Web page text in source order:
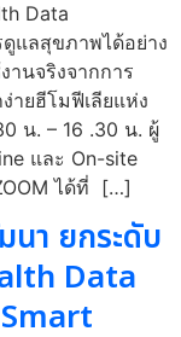
Data
แลสุขภาพได้อย่าง
นจริงจากการ
ายฮีโมฟีเลียแห่ง
น. – 16 .30 น. ผู้
และ On-site
ได้ที่ […]
นา ยกระดับ
Data